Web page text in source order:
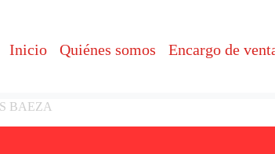
Inicio Quiénes somos Encargo de
BAEZA